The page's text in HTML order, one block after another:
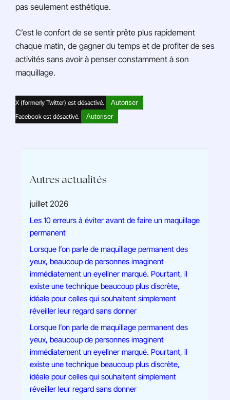
pas seulement esthétique.
C’est le confort de se sentir prête plus rapidement
chaque matin, de gagner du temps et de profiter de ses
activités sans avoir à penser constamment à son
maquillage.
X (formerly Twitter) est désactivé. Autoriser
Facebook est désactivé. Autoriser
Autres actualités
juillet 2026
Les 10 erreurs à éviter avant de faire un maquillage
permanent
Lorsque l’on parle de maquillage permanent des
yeux, beaucoup de personnes imaginent
immédiatement un eyeliner marqué. Pourtant, il
existe une technique beaucoup plus discrète,
idéale pour celles qui souhaitent simplement
réveiller leur regard sans donner
Lorsque l’on parle de maquillage permanent des
yeux, beaucoup de personnes imaginent
immédiatement un eyeliner marqué. Pourtant, il
existe une technique beaucoup plus discrète,
idéale pour celles qui souhaitent simplement
réveiller leur regard sans donner